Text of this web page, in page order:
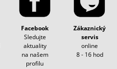
Facebook
Sledujte
aktuality
na našem
profilu
Zákaznický
servis
online
8 - 16 hod